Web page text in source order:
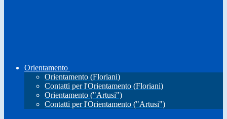
Orientamento
Orientamento (Floriani)
Contatti per l'Orientamento (Floriani)
Orientamento ("Artusi")
Contatti per l'Orientamento ("Artusi")